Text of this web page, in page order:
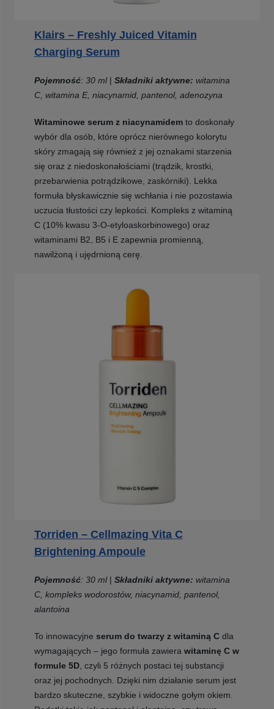
Klairs – Freshly Juiced Vitamin
Charging Serum
Pojemność: 30 ml | Składniki aktywne: witamina
C, witamina E, niacynamid, pantenol, adenozyna
Witaminowe serum z niacynamidem to doskonały
wybór dla osób, które oprócz nierównego kolorytu
skóry zmagają się również z jej oznakami starzenia
się oraz z niedoskonałościami (trądzik, krostki,
przebarwienia potrądzikowe, zaskórniki). Lekka
formuła błyskawicznie się wchłania i nie pozostawia
uczucia tłustości czy lepkości. Kompleks z witaminą
C (10% kwasu 3-O-etyloaskorbinowego) oraz
witaminami B2, B5 i E zapewnia promienną,
nawilżoną i ujędrnioną cerę.
Torriden – Cellmazing Vita C
Brightening Ampoule
Pojemność: 30 ml | Składniki aktywne: witamina
C, kompleks wodorostów, niacynamid, pantenol,
alantoina
To innowacyjne serum do twarzy z witaminą C dla
wymagających – jego formuła zawiera witaminę C w
formule 5D, czyli 5 różnych postaci tej substancji
oraz jej pochodnych. Dzięki nim działanie serum jest
bardzo skuteczne, szybkie i widoczne gołym okiem.